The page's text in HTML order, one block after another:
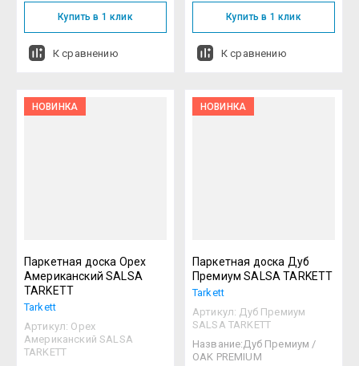
Купить в 1 клик
К сравнению
Купить в 1 клик
К сравнению
НОВИНКА
Паркетная доска Орех
Американский SALSA
TARKETT
Tarkett
Артикул: Орех
Американский SALSA
TARKETT
НОВИНКА
Паркетная доска Дуб
Премиум SALSA TARKETT
Tarkett
Артикул: Дуб Премиум
SALSA TARKETT
Название:Дуб Премиум /
OAK PREMIUM